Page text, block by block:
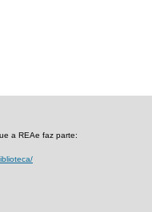
a REAe faz parte: